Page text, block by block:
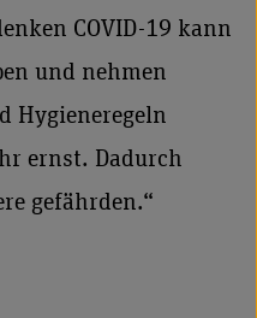
COVID-19 kann
und nehmen
Hygieneregeln
ernst. Dadurch
gefährden.“